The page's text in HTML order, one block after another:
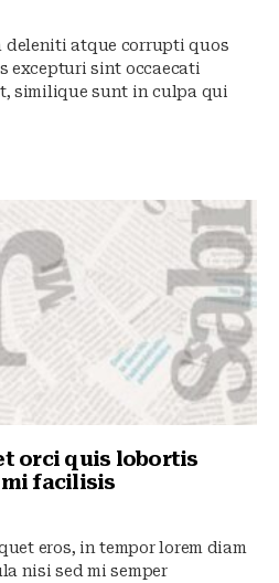
deleniti atque corrupti quos
excepturi sint occaecati
similique sunt in culpa qui
orci quis lobortis
facilisis
eros, in tempor lorem diam
nisi sed mi semper